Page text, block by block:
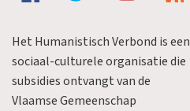
Het Humanistisch Verbond is een
sociaal-culturele organisatie die
subsidies ontvangt van de
Vlaamse Gemeenschap